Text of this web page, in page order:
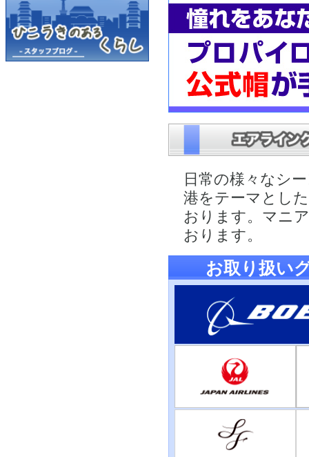
日常の様々なシ
港をテーマとし
おります。マニ
おります。
お取り扱い